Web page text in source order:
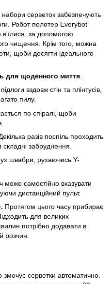
серветок забезпечують
Робот полотер Everybot
за допомогою
чищення. Крім того, можна
щоби досягти ідеального
для щоденного миття
вздовж стін та плінтусів,
пилу.
по спіралі, щоби
Декілька разів поспіль проходить
забруднення.
швабри, рухаючись Y-
може самостійно вказувати
дистанційний пульт.
Протягом цього часу прибирає
для великих
потрібно додавати в
розчин.
серветки автоматично.